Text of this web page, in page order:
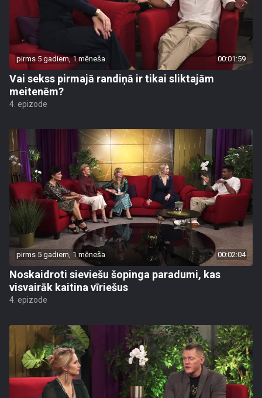
pirms 5 gadiem, 1 mēneša 00:01:59
Vai sekss pirmajā randiņā ir tikai sliktajām
meitenēm?
4. epizode
pirms 5 gadiem, 1 mēneša 00:02:04
Noskaidroti sieviešu šopinga paradumi, kas
visvairāk kaitina vīriešus
4. epizode